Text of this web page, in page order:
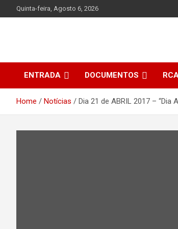
to
Quinta-feira, Agosto 6, 2026
ENTRADA DOCUMENTOS
Home Notícias Dia 21 de ABRIL 2017 – “Dia